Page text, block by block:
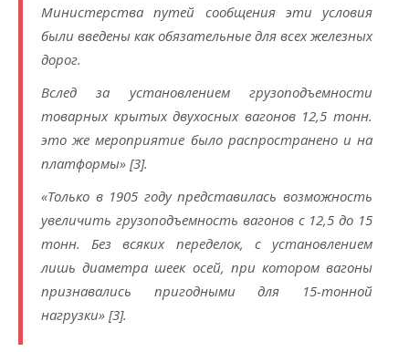
Министерства путей сообщения эти условия
были введены как обязательные для всех железных
дорог.
Вслед за установлением грузоподъемности
товарных крытых двухосных вагонов 12,5 тонн.
это же мероприятие было распространено и на
платформы» [3].
«Только в 1905 году представилась возможность
увеличить грузоподъемность вагонов с 12,5 до 15
тонн. Без всяких переделок, с установлением
лишь диаметра шеек осей, при котором вагоны
признавались пригодными для 15-тонной
нагрузки» [3].